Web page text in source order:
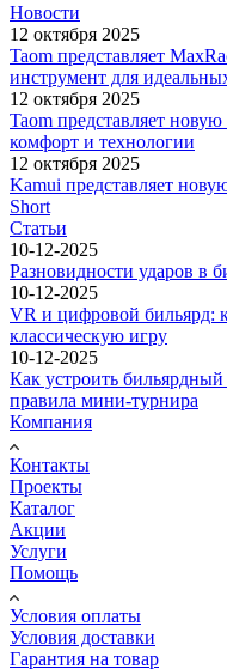
Новости
12 октября 2025
Taom представляет
инструмент для
12 октября 2025
Taom представляет
комфорт и технологии
12 октября 2025
Kamui представляет
Short
Статьи
10-12-2025
Разновидности ударов в
10-12-2025
VR и цифровой бильярд:
классическую игру
10-12-2025
Как устроить
правила мини-турнира
Компания
Контакты
Проекты
Каталог
Акции
Услуги
Помощь
Условия оплаты
Условия доставки
Гарантия на товар